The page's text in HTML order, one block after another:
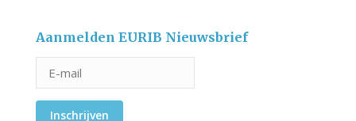
Aanmelden EURIB Nieuwsbrief
Inschrijven